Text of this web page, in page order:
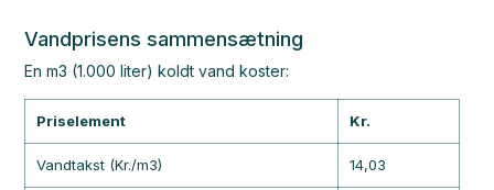
Vandprisens sammensætning
En m3 (1.000 liter) koldt vand koster:
Priselement Kr.
Vandtakst (Kr./m3) 14,03